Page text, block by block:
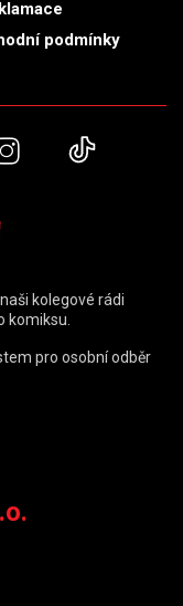
podmínky
Instagram
kolegové rádi
komiksu.
pro osobní odběr